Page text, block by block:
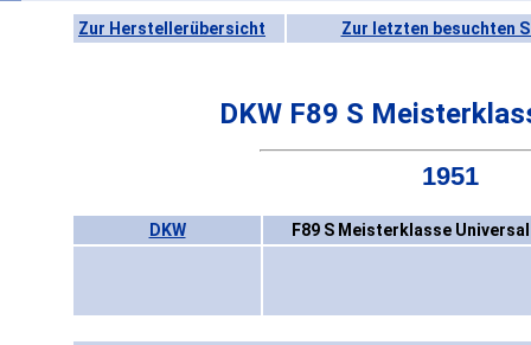
Zur Herstellerübersicht Zur letzten besuchten
DKW F89 S
1951
DKW F89 S Meisterklasse